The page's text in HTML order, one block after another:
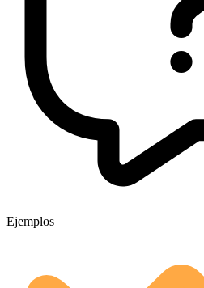
Ejemplos